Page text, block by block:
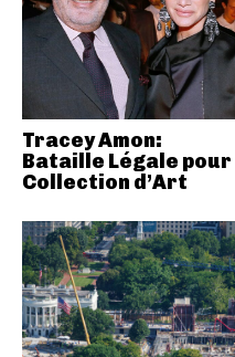
Tracey Amon:
Bataille Légale pour
Collection d’Art